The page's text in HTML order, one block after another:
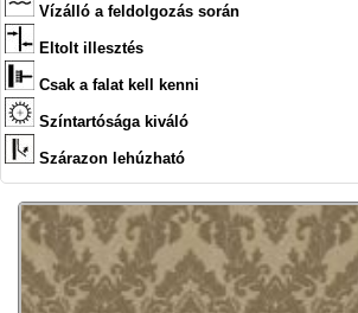
Vízálló a feldolgozás során
Eltolt illesztés
Csak a falat kell kenni
Színtartósága kiváló
Szárazon lehúzható